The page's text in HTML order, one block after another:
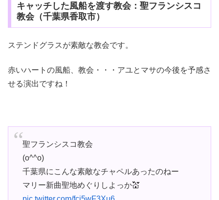
キャッチした風船を渡す教会：聖フランシスコ
教会（千葉県香取市）
ステンドグラスが素敵な教会です。
赤いハートの風船、教会・・・アユとマサの今後を予感さ
せる演出ですね！
聖フランシスコ教会
(o^^o)
千葉県にこんな素敵なチャペルあったのねー
マリー新曲聖地めぐりしよっか💒